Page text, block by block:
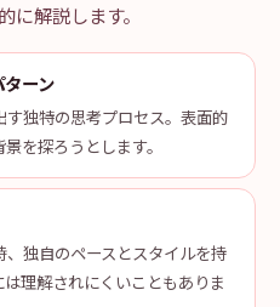
に解説します。
ーン
独特の思考プロセス。表面的
を探ろうとします。
独自のペースとスタイルを持
理解されにくいこともありま